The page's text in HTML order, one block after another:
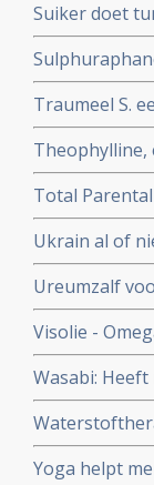
Suiker doet
Een
Thevelein na
opnieuw
Traumeel S.
Theophylline,
op cisplatin
patiënten
Total
verhouding
bijvoeding
Ukrain al of
fase II studie
Ureumzalf
vergelijking
Visolie -
vetzuren bij
Wasabi:
van de
vormen van
Yoga helpt